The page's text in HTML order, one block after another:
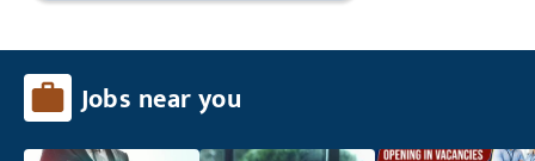
Jobs near you